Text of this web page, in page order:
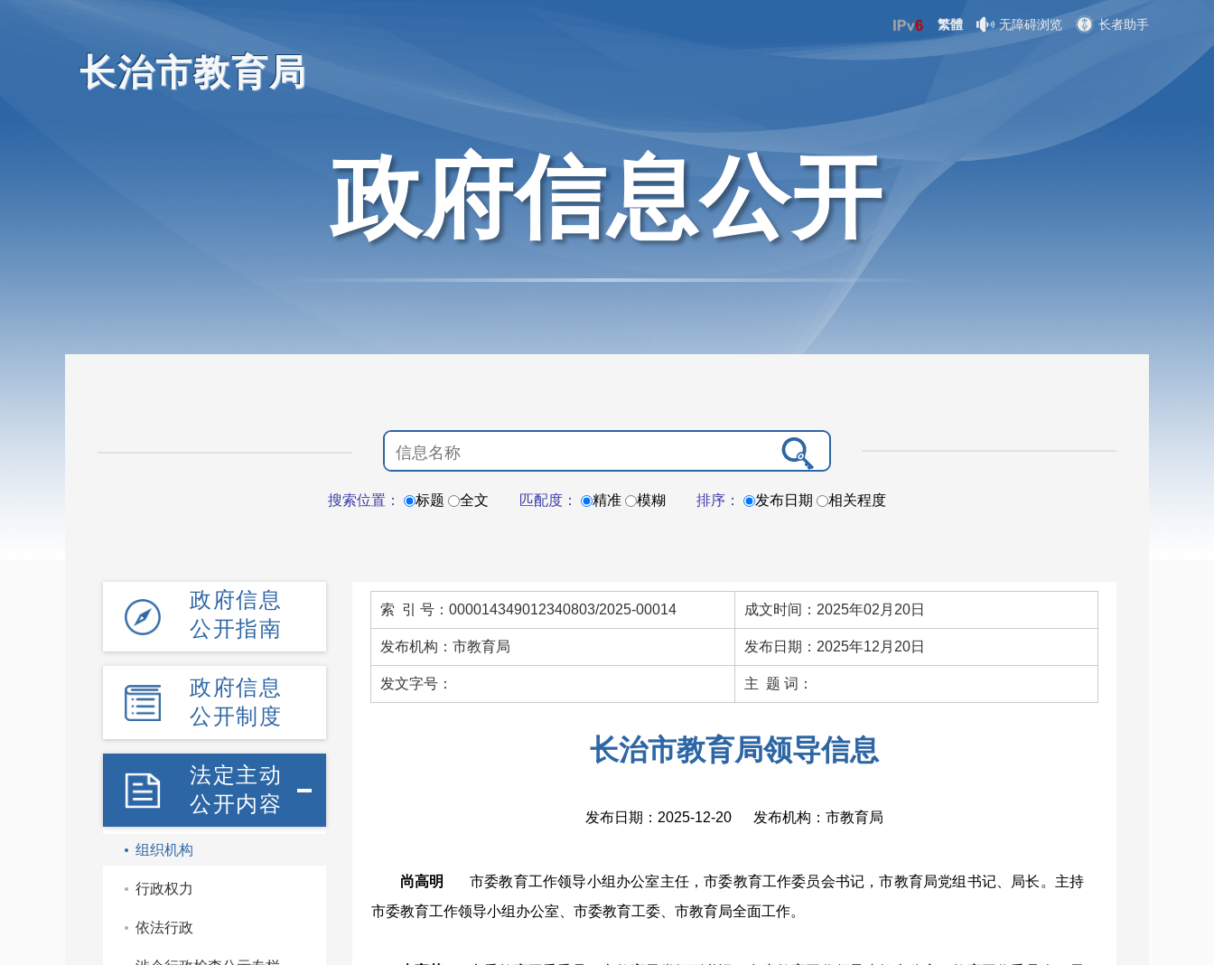
长治市教育局
繁體 无障碍浏览 长者助手
政府信息公开
搜索位置： 标题 全文 匹配度： 精准 模糊 排序： 发布日期 相关程度
政府信息
公开指南
政府信息
公开制度
法定主动
公开内容
组织机构
行政权力
依法行政
索 引 号：000014349012340803/2025-00014 成文时间：2025年02月20日
发布机构：市教育局 发布日期：2025年12月20日
发文字号： 主 题 词：
长治市教育局领导信息
发布日期：2025-12-20 发布机构：市教育局
尚高明 市委教育工作领导小组办公室主任，市委教育工作委员会书记，市教育局党组书记、局长。主持
市委教育工作领导小组办公室、市委教育工委、市教育局全面工作。